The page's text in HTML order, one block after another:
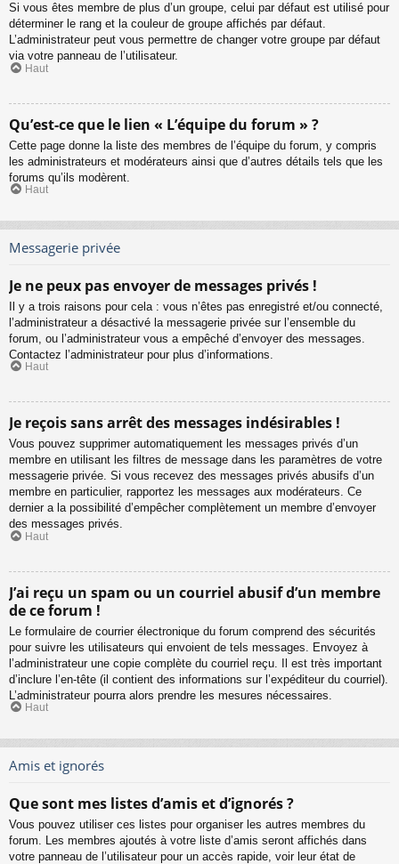
Si vous êtes membre de plus d’un groupe, celui par défaut est utilisé pour
déterminer le rang et la couleur de groupe affichés par défaut.
L’administrateur peut vous permettre de changer votre groupe par défaut
via votre panneau de l’utilisateur.
Haut
Qu’est-ce que le lien « L’équipe du forum » ?
Cette page donne la liste des membres de l’équipe du forum, y compris
les administrateurs et modérateurs ainsi que d’autres détails tels que les
forums qu’ils modèrent.
Haut
Messagerie privée
Je ne peux pas envoyer de messages privés !
Il y a trois raisons pour cela : vous n’êtes pas enregistré et/ou connecté,
l’administrateur a désactivé la messagerie privée sur l’ensemble du
forum, ou l’administrateur vous a empêché d’envoyer des messages.
Contactez l’administrateur pour plus d’informations.
Haut
Je reçois sans arrêt des messages indésirables !
Vous pouvez supprimer automatiquement les messages privés d’un
membre en utilisant les filtres de message dans les paramètres de votre
messagerie privée. Si vous recevez des messages privés abusifs d’un
membre en particulier, rapportez les messages aux modérateurs. Ce
dernier a la possibilité d’empêcher complètement un membre d’envoyer
des messages privés.
Haut
J’ai reçu un spam ou un courriel abusif d’un membre
de ce forum !
Le formulaire de courrier électronique du forum comprend des sécurités
pour suivre les utilisateurs qui envoient de tels messages. Envoyez à
l’administrateur une copie complète du courriel reçu. Il est très important
d’inclure l’en-tête (il contient des informations sur l’expéditeur du courriel).
L’administrateur pourra alors prendre les mesures nécessaires.
Haut
Amis et ignorés
Que sont mes listes d’amis et d’ignorés ?
Vous pouvez utiliser ces listes pour organiser les autres membres du
forum. Les membres ajoutés à votre liste d’amis seront affichés dans
votre panneau de l’utilisateur pour un accès rapide, voir leur état de